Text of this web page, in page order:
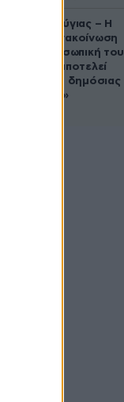
Χρίστος Κούγιας – Η
αυστηρή ανακοίνωση
για την προσωπική του
ζωή: «Δεν αποτελεί
αντικείμενο δημόσιας
συζήτησης»